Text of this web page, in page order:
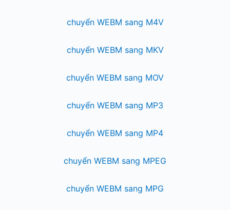
chuyển WEBM sang M4V
chuyển WEBM sang MKV
chuyển WEBM sang MOV
chuyển WEBM sang MP3
chuyển WEBM sang MP4
chuyển WEBM sang MPEG
chuyển WEBM sang MPG